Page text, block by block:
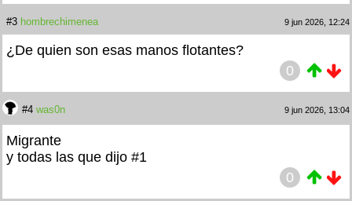
#3 hombrechimenea 9 jun 2026, 12:24
¿De quien son esas manos flotantes?
0
#4 was0n 9 jun 2026, 13:04
Migrante
y todas las que dijo #1
0